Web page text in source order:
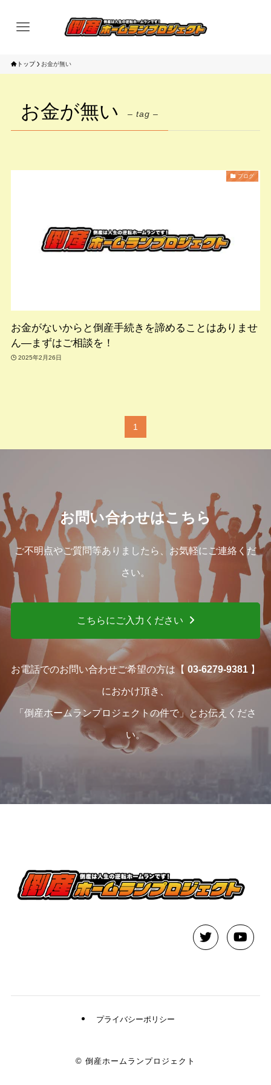
トップ お金が無い
お金が無い – tag –
ブログ
お金がないからと倒産手続きを諦めることはありませ
ん—まずはご相談を！
2025年2月26日
1
お問い合わせはこちら
ご不明点やご質問等ありましたら、お気軽にご連絡くだ
さい。
こちらにご入力ください
お電話でのお問い合わせご希望の方は【 03-6279-9381 】
におかけ頂き、
「倒産ホームランプロジェクトの件で」とお伝えくださ
い。
プライバシーポリシー
© 倒産ホームランプロジェクト